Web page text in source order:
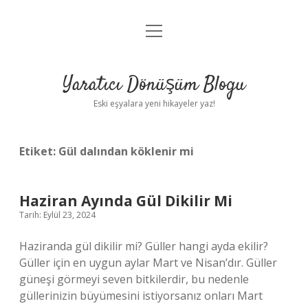
Anasayfa
Yasal Uyarı
menüyü
Yaratıcı Dönüşüm Blogu
Eski eşyalara yeni hikayeler yaz!
Etiket: Gül dalından köklenir mi
Haziran Ayında Gül Dikilir Mi
Tarih: Eylül 23, 2024
Haziranda gül dikilir mi? Güller hangi ayda ekilir?
Güller için en uygun aylar Mart ve Nisan’dır. Güller
güneşi görmeyi seven bitkilerdir, bu nedenle
güllerinizin büyümesini istiyorsanız onları Mart